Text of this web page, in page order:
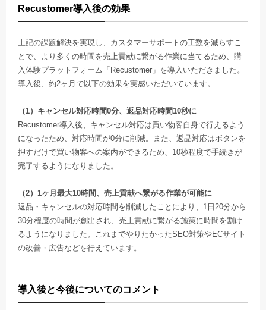
Recustomer導入後の効果
上記の課題解決を実現し、カスタマーサポートの工数を減らすこ
とで、より多くの時間を売上貢献に繋がる作業に当てるため、購
入体験プラットフォーム「Recustomer」を導入いただきました。
導入後、約2ヶ月で以下の効果を実感いただいています。
（1）キャンセル対応時間0分、返品対応時間10秒に
Recustomer導入後、キャンセル対応は買い物客自身で行えるよう
になったため、対応時間が0分に削減。また、返品対応はボタンを
押すだけで買い物客への案内ができるため、10秒程度で手続きが
完了するようになりました。
（2）1ヶ月最大10時間、売上貢献へ繋がる作業が可能に
返品・キャンセルの対応時間を削減したことにより、1日20分から
30分程度の時間が創出され、売上貢献に繋がる施策に時間を割け
るようになりました。これまでやりたかったSEO対策やECサイト
の改善・広告などを行えています。
導入後と今後についてのコメント